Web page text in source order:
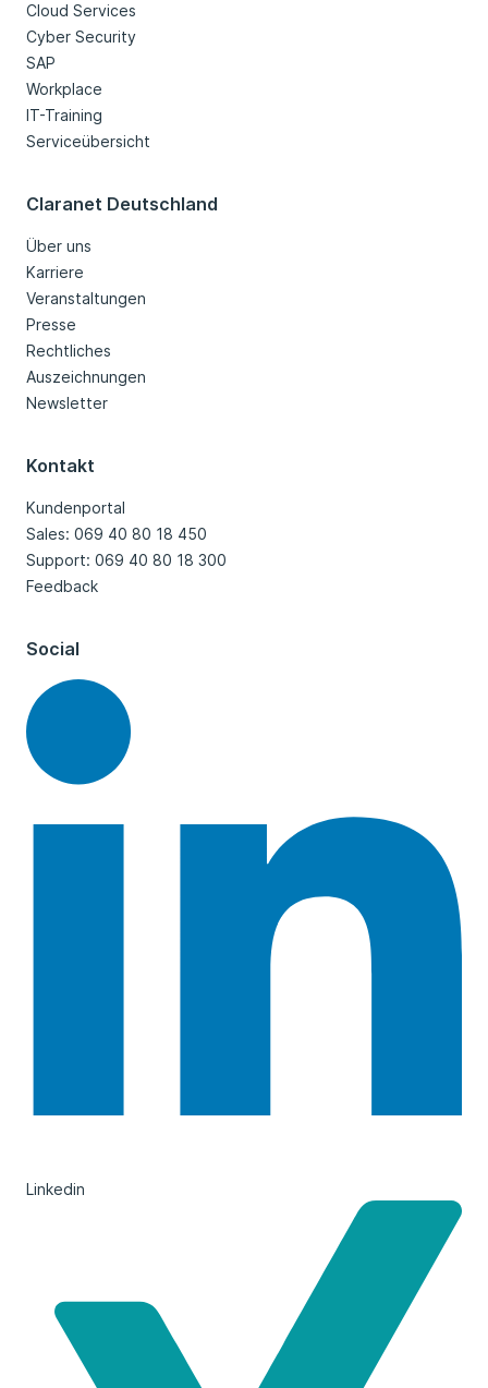
Cloud Services
Cyber Security
SAP
Workplace
IT-Training
Serviceübersicht
Claranet Deutschland
Über uns
Karriere
Veranstaltungen
Presse
Rechtliches
Auszeichnungen
Newsletter
Kontakt
Kundenportal
Sales: 069 40 80 18 450
Support: 069 40 80 18 300
Feedback
Social
Linkedin